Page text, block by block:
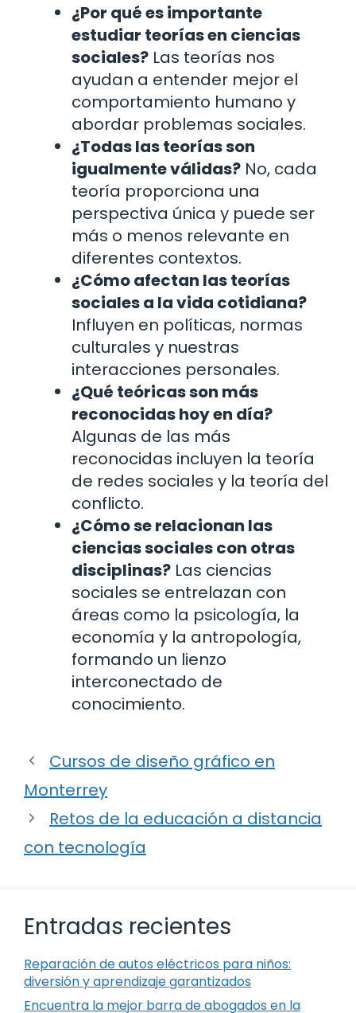
¿Por qué es importante
estudiar teorías en ciencias
sociales? Las teorías nos
ayudan a entender mejor el
comportamiento humano y
abordar problemas sociales.
¿Todas las teorías son
igualmente válidas? No, cada
teoría proporciona una
perspectiva única y puede ser
más o menos relevante en
diferentes contextos.
¿Cómo afectan las teorías
sociales a la vida cotidiana?
Influyen en políticas, normas
culturales y nuestras
interacciones personales.
¿Qué teóricas son más
reconocidas hoy en día?
Algunas de las más
reconocidas incluyen la teoría
de redes sociales y la teoría del
conflicto.
¿Cómo se relacionan las
ciencias sociales con otras
disciplinas? Las ciencias
sociales se entrelazan con
áreas como la psicología, la
economía y la antropología,
formando un lienzo
interconectado de
conocimiento.
Cursos de diseño gráfico en
Monterrey
Retos de la educación a distancia
con tecnología
Entradas recientes
Reparación de autos eléctricos para niños:
diversión y aprendizaje garantizados
Encuentra la mejor barra de abogados en la